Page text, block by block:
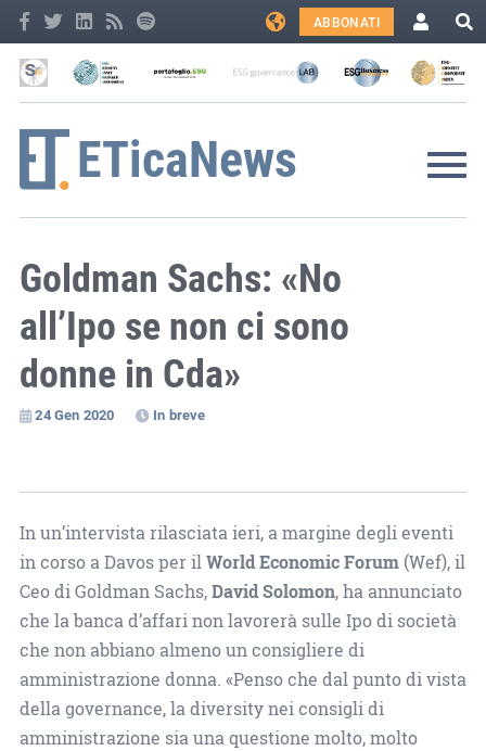
ABBONATI
Goldman Sachs: «No
all’Ipo se non ci sono
donne in Cda»
24 Gen 2020 In breve
In un’intervista rilasciata ieri, a margine degli eventi
in corso a Davos per ilWorld Economic Forum(Wef), il
Ceo di Goldman Sachs,David Solomon, ha annunciato
che la banca d’affari non lavorerà sulle Ipo di società
che non abbiano almeno un consigliere di
amministrazione donna. «Penso che dal punto di vista
della governance, la diversity nei consigli di
amministrazione sia una questione molto, molto